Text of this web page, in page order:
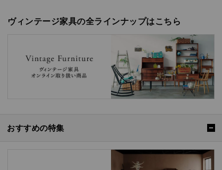
ヴィンテージ家具の全ラインナップはこちら
おすすめの特集